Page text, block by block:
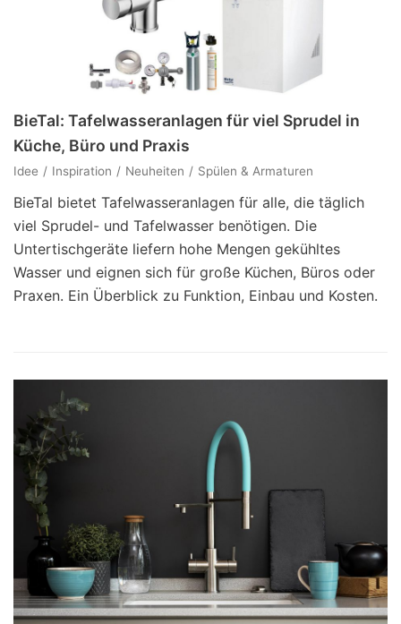
BieTal: Tafelwasseranlagen für viel Sprudel in
Küche, Büro und Praxis
Idee Inspiration Neuheiten Spülen & Armaturen
BieTal bietet Tafelwasseranlagen für alle, die täglich
viel Sprudel- und Tafelwasser benötigen. Die
Untertischgeräte liefern hohe Mengen gekühltes
Wasser und eignen sich für große Küchen, Büros oder
Praxen. Ein Überblick zu Funktion, Einbau und Kosten.